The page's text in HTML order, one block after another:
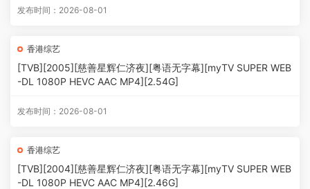
发布时间：2026-08-01
香港综艺
[TVB][2005][慈善星辉仁济夜][粤语无字幕][myTV SUPER WEB
-DL 1080P HEVC AAC MP4][2.54G]
发布时间：2026-08-01
香港综艺
[TVB][2004][慈善星辉仁济夜][粤语无字幕][myTV SUPER WEB
-DL 1080P HEVC AAC MP4][2.46G]